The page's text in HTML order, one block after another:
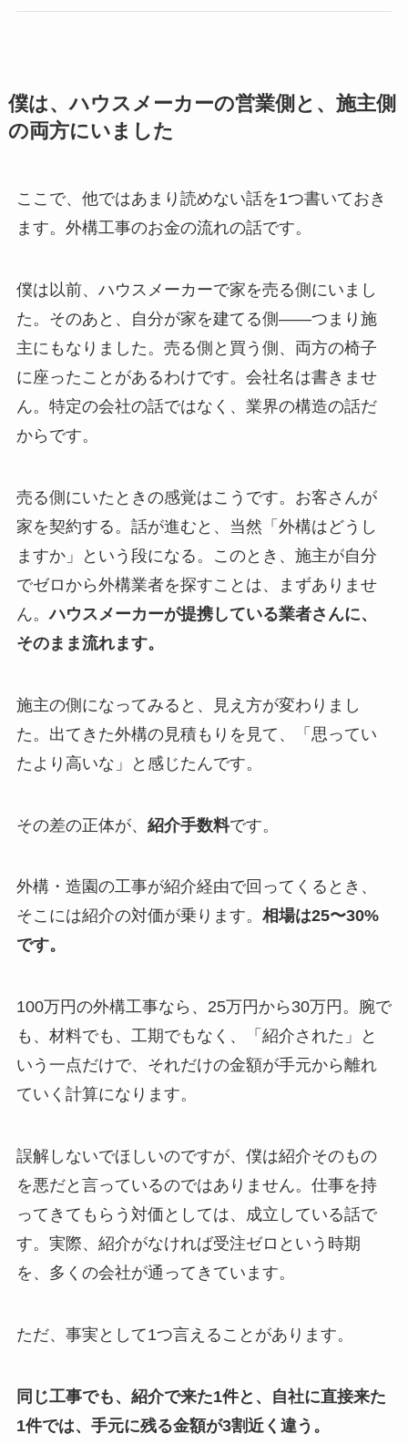
僕は、ハウスメーカーの営業側と、施主側
の両方にいました
ここで、他ではあまり読めない話を1つ書いておき
ます。外構工事のお金の流れの話です。
僕は以前、ハウスメーカーで家を売る側にいまし
た。そのあと、自分が家を建てる側——つまり施
主にもなりました。売る側と買う側、両方の椅子
に座ったことがあるわけです。会社名は書きませ
ん。特定の会社の話ではなく、業界の構造の話だ
からです。
売る側にいたときの感覚はこうです。お客さんが
家を契約する。話が進むと、当然「外構はどうし
ますか」という段になる。このとき、施主が自分
でゼロから外構業者を探すことは、まずありませ
ん。ハウスメーカーが提携している業者さんに、
そのまま流れます。
施主の側になってみると、見え方が変わりまし
た。出てきた外構の見積もりを見て、「思ってい
たより高いな」と感じたんです。
その差の正体が、 紹介手数料です。
外構・造園の工事が紹介経由で回ってくるとき、
そこには紹介の対価が乗ります。 相場は25〜30%
です。
100万円の外構工事なら、25万円から30万円。腕で
も、材料でも、工期でもなく、「紹介された」と
いう一点だけで、それだけの金額が手元から離れ
ていく計算になります。
誤解しないでほしいのですが、僕は紹介そのもの
を悪だと言っているのではありません。仕事を持
ってきてもらう対価としては、成立している話で
す。実際、紹介がなければ受注ゼロという時期
を、多くの会社が通ってきています。
ただ、事実として1つ言えることがあります。
同じ工事でも、紹介で来た1件と、自社に直接来た
1件では、手元に残る金額が3割近く違う。